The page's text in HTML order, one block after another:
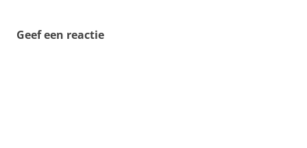
Geef een reactie